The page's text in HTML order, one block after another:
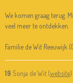
We komen graag terug.
veel meer te ontdekken.
Familie de Wit Reeuwijk
19 Sonja de Wit (website)